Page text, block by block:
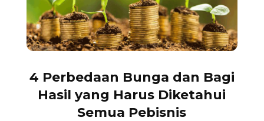
4 Perbedaan Bunga dan Bagi
Hasil yang Harus Diketahui
Semua Pebisnis